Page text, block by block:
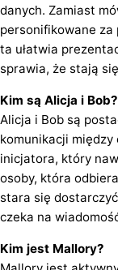
danych. Zamiast
personifikowane za
ta ułatwia
sprawia, że stają
Kim są Alicja i Bob?
Alicja i Bob są
komunikacji między
inicjatora, który
osoby, która
stara się
czeka na
Kim jest Mallory?